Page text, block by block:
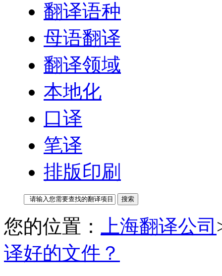
翻译语种
母语翻译
翻译领域
本地化
口译
笔译
排版印刷
您的位置： 上海翻译公司
译好的文件？